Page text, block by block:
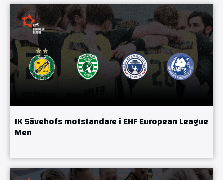
IK Sävehofs motståndare i EHF European League
Men